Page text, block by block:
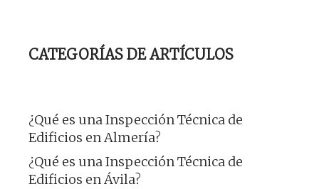
CATEGORÍAS DE ARTÍCULOS
¿Qué es una Inspección Técnica de
Edificios en Almería?
¿Qué es una Inspección Técnica de
Edificios en Ávila?